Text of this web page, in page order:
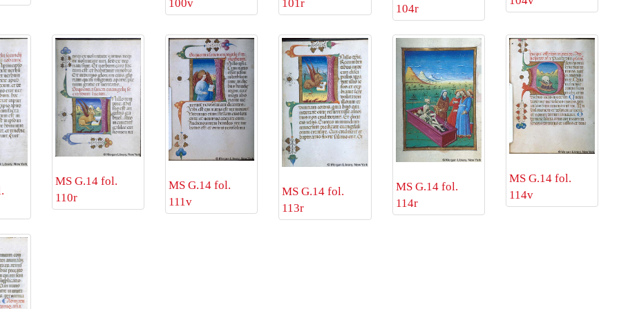
100v 101r 104r
MS G.14 fol.
110r
MS G.14 fol.
111v
MS G.14 fol.
113r
MS G.14 fol.
114r
MS G.14 fol.
114v